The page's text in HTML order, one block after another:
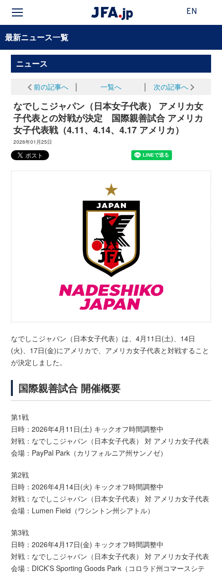
EN
最新ニュース一覧
ニュース
前の記事へ 一覧へ 次の記事へ
なでしこジャパン（日本女子代表） アメリカ女
子代表との対戦が決定 国際親善試合 アメリカ
女子代表戦（4.11、4.14、4.17 アメリカ）
2026年01月25日
なでしこジャパン（日本女子代表）は、4月11日(土)、14日
(火)、17日(金)にアメリカで、アメリカ女子代表と対戦すること
が決定しました。
国際親善試合 開催概要
第1戦
日時：2026年4月11日(土) キックオフ時間調整中
対戦：なでしこジャパン（日本女子代表） 対 アメリカ女子代表
会場：PayPal Park（カリフォルニア州サンノゼ）
第2戦
日時：2026年4月14日(火) キックオフ時間調整中
対戦：なでしこジャパン（日本女子代表） 対 アメリカ女子代表
会場：Lumen Field（ワシントン州シアトル）
第3戦
日時：2026年4月17日(金) キックオフ時間調整中
対戦：なでしこジャパン（日本女子代表） 対 アメリカ女子代表
会場：DICK’S Sporting Goods Park（コロラド州コマースシテ